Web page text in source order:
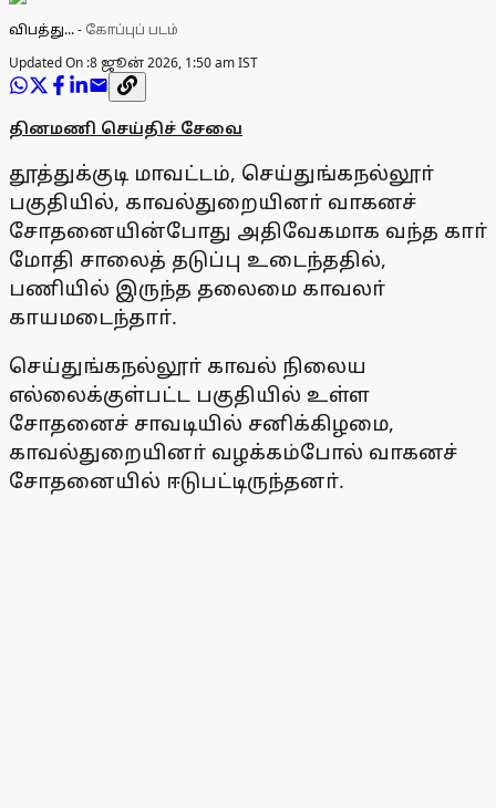
விபத்து...- கோப்புப் படம்
Updated On :8 ஜூன் 2026, 1:50 am IST
தினமணி செய்திச் சேவை
தூத்துக்குடி மாவட்டம், செய்துங்கநல்லூா்
பகுதியில், காவல்துறையினா் வாகனச்
சோதனையின்போது அதிவேகமாக வந்த காா்
மோதி சாலைத் தடுப்பு உடைந்ததில்,
பணியில் இருந்த தலைமை காவலா்
காயமடைந்தாா்.
செய்துங்கநல்லூா் காவல் நிலைய
எல்லைக்குள்பட்ட பகுதியில் உள்ள
சோதனைச் சாவடியில் சனிக்கிழமை,
காவல்துறையினா் வழக்கம்போல் வாகனச்
சோதனையில் ஈடுபட்டிருந்தனா்.